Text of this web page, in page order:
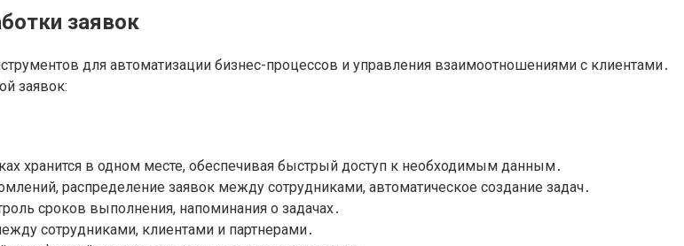
заявок
для автоматизации бизнес-процессов и управления взаимоотношениями с клиентами․
заявок:
хранится в одном месте, обеспечивая быстрый доступ к необходимым данным․
распределение заявок между сотрудниками, автоматическое создание задач․
сроков выполнения, напоминания о задачах․
сотрудниками, клиентами и партнерами․